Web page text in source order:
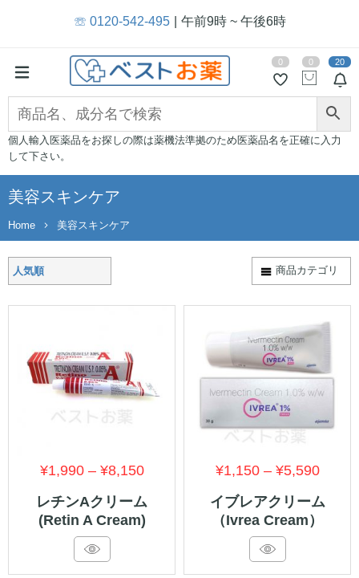
☏ 0120-542-495 午前9時 ~ 午後6時
20
0 0
個人輸入医薬品をお探しの際は薬機法準拠のため医薬品名を正確に入力
して下さい。
美容スキンケア
Home 美容スキンケア
商品カテゴリ
レチンAクリーム
(Retin A Cream)
¥1,990 –¥8,150価
帯:
–
イブレアクリーム
（Ivrea Cream）
¥1,150 –¥5,590価
格
–